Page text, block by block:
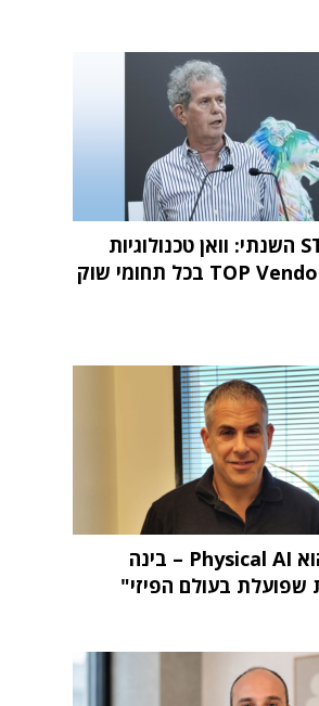
מחקר STKI השנתי: וואן טכנולוגיות
דורגה כ-TOP Vendor בכל תחומי שוק
"העתיד הוא Physical AI – בינה
שפועלת בעולם הפיזי"